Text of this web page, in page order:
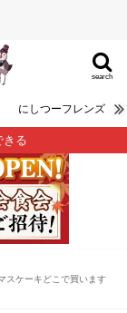
search
にしつーフレンズ
きる
スケーキどこで買います